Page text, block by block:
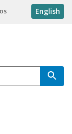
English